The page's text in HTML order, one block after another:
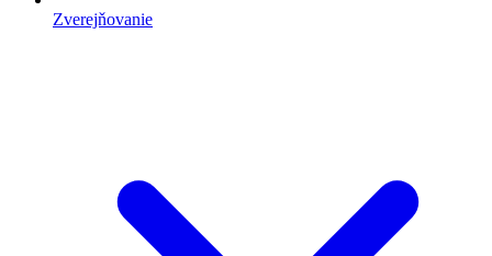
Zverejňovanie